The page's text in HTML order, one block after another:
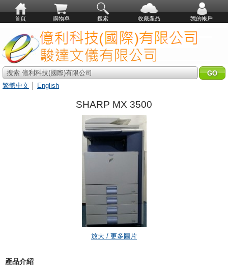
首頁 購物單 搜索 收藏產品 我的帳戶
搜索 億利科技(國際)有限公司
繁體中文
English
SHARP MX 3500
放大 / 更多圖片
產品介紹